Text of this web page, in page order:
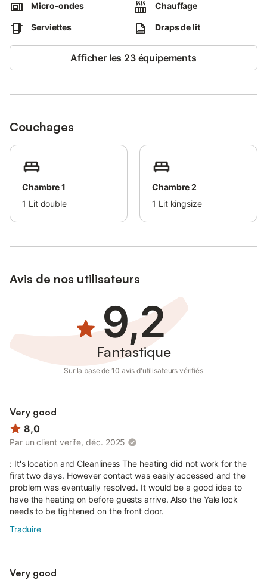
propriété.
Cette propriété est une propriété à enregistrement automatique,
pouvoir vous enregistrer dans l'appartement.
heures).
Par ailleurs, nous facturons 120 € pour chaque jeu de clés perdu
(les clés de sécurité peuvent coûter plus cher). Le
remplacement des serrures pour des raisons de sécurité peut
La politique de tolérance zéro s'applique à l'usage du tabac
cette règle n'a pas été respectée (odeur de fumée, cendres,
minimum de 180 € pour le droit de fumer.
Nous n'autorisons pas les fêtes, les grands rassemblements, les
bruits forts et les invités extérieurs.
Si nous recevons des preuves suffisantes d'une telle activité,
nous nous réservons le droit d'annuler votre séjour (sans
remboursement) et pouvons faire appel à une équipe de
sécurité pour vous expulser.
Tous les frais y afférents vous seront facturés par le biais de
votre dépôt de garantie.
Les autorités locales peuvent également être présentes (si
- La traduction de cette annonce en français a été effectuée
automatiquement.
Vous pouvez consulter le contenu original en anglais.
Cette maison de 2 chambres à Chapelizod offre un espace de
vie confortable et pratique pour ceux qui cherchent à s'installer
dans un quartier paisible.
Avec deux chambres, il y a suffisamment d'espace pour une
faciliter la préparation des repas et d'un espace de vie
Micro-ondes Chauffage
Serviettes Draps de lit
Afficher les 23 équipements
Couchages
Chambre 1
1 Lit double
Chambre 2
1 Lit kingsize
Avis de nos utilisateurs
9,2
Fantastique
Sur la base de 10 avis d'utilisateurs vérifiés
Very good
8,0
Par un client verife, déc. 2025
: It's location and Cleanliness The heating did not work for the
first two days. However contact was easily accessed and the
problem was eventually resolved. It would be a good idea to
have the heating on before guests arrive. Also the Yale lock
needs to be tightened on the front door.
Traduire
Very good